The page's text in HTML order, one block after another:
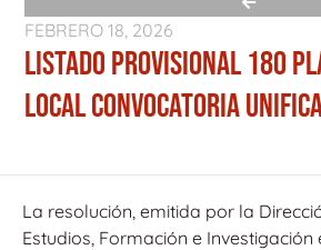
FEBRERO 18, 2026
LISTADO PROVISIONAL 180
LOCAL CONVOCATORIA
La resolución, emitida por la
Estudios, Formación e Investigación